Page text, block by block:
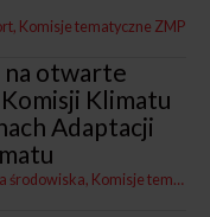
Komisje tematyczne ZMP
na otwarte
Klimatu
Adaptacji
środowiska Komisje tematyczne ZMP